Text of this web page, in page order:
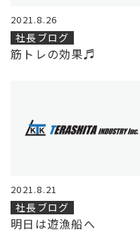
2021.8.26
社長ブログ
筋トレの効果♬
2021.8.21
社長ブログ
明日は遊漁船へ